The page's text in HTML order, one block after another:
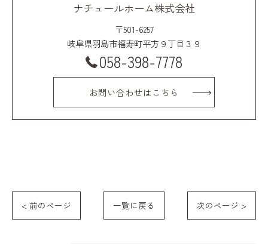
ナチュールホーム株式会社
〒501-6257
岐阜県羽島市福寿町平方９丁目３９
058-398-7778
お問い合わせはこちら
< 前のページ 一覧に戻る 次のページ >